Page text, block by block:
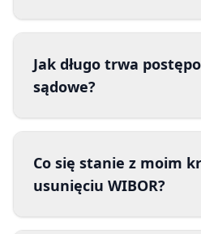
Jak długo trwa
sądowe?
Co się stanie z moim
usunięciu WIBOR?